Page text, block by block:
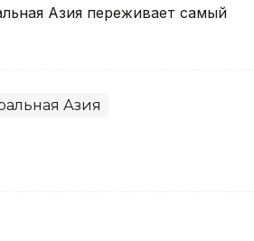
Азия переживает самый
Азия